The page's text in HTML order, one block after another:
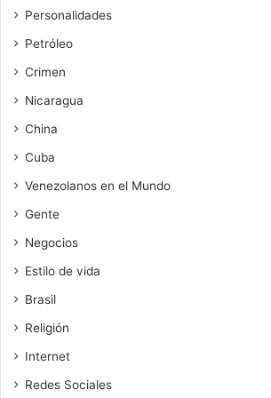
Personalidades
Petróleo
Crimen
Nicaragua
China
Cuba
Venezolanos en el Mundo
Gente
Negocios
Estilo de vida
Brasil
Religión
Internet
Redes Sociales